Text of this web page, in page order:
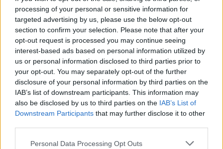
processing of your personal or sensitive information for
targeted advertising by us, please use the below opt-out
section to confirm your selection. Please note that after your
opt-out request is processed you may continue seeing
interest-based ads based on personal information utilized by
us or personal information disclosed to third parties prior to
your opt-out. You may separately opt-out of the further
disclosure of your personal information by third parties on the
IAB’s list of downstream participants. This information may
also be disclosed by us to third parties on the IAB’s List of
Downstream Participants that may further disclose it to other
Personal Data Processing Opt Outs
continuant dans le boulevard et en roulant toujours tout droit
on pourra beaucoup plus loin rejoindre la D713.
Visuele aanwijzingen